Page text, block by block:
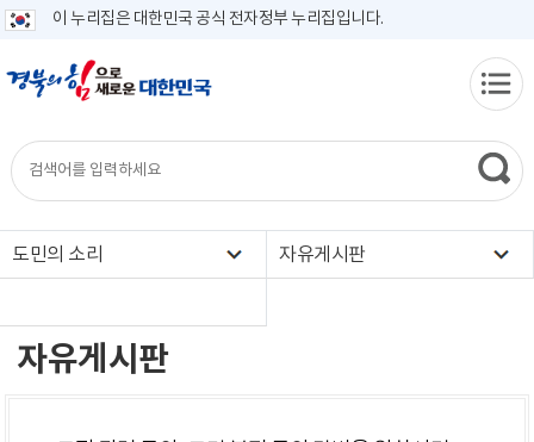
이 누리집은 대한민국 공식 전자정부 누리집입니다.
도민의 소리 자유게시판
자유게시판